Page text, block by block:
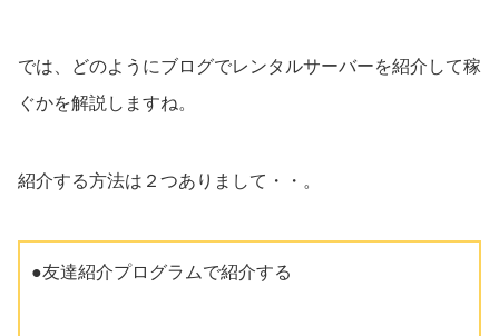
では、どのようにブログでレンタルサーバーを紹介して稼
ぐかを解説しますね。
紹介する方法は２つありまして・・。
●友達紹介プログラムで紹介する